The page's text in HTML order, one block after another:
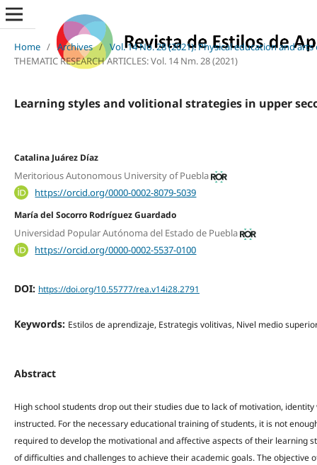
Home / Archives / Vol. 14 No. 28 (2021): Physical education and
THEMATIC RESEARCH ARTICLES: Vol. 14 Nm. 28 (2021)
Learning styles and volitional strategies in upper
Catalina Juárez Díaz
Meritorious Autonomous University of Puebla
https://orcid.org/0000-0002-8079-5039
María del Socorro Rodríguez Guardado
Universidad Popular Autónoma del Estado de Puebla
https://orcid.org/0000-0002-5537-0100
DOI: https://doi.org/10.55777/rea.v14i28.2791
Keywords: Estilos de aprendizaje, Estrategis volitivas, Nivel medio
Abstract
High school students drop out their studies due to lack of motivation,
instructed. For the necessary educational training of students, it is not
required to develop the motivational and affective aspects of their learning
of difficulties and challenges to achieve their academic goals. The objective